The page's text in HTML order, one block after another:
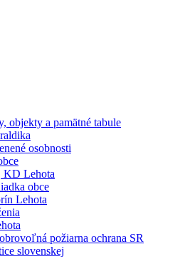
objekty a pamätné tabule
osobnosti
KD Lehota
obce
Lehota
požiarna ochrana SR
slovenskej